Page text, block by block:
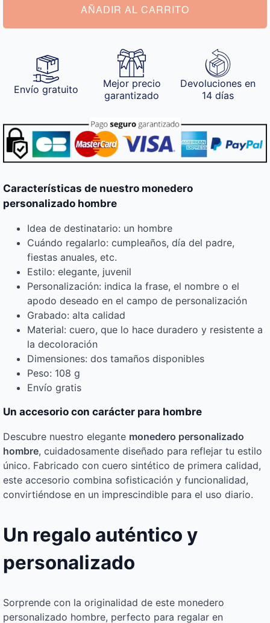
AÑADIR AL CARRITO
Envío gratuito
Mejor precio
garantizado
Devoluciones en
14 días
Características de nuestro monedero
personalizado hombre
Idea de destinatario: un hombre
Cuándo regalarlo: cumpleaños, día del padre,
fiestas anuales, etc.
Estilo: elegante, juvenil
Personalización: indica la frase, el nombre o el
apodo deseado en el campo de personalización
Grabado: alta calidad
Material: cuero, que lo hace duradero y resistente a
la decoloración
Dimensiones: dos tamaños disponibles
Peso: 108 g
Envío gratis
Un accesorio con carácter para hombre
Descubre nuestro elegante monedero personalizado
hombre, cuidadosamente diseñado para reflejar tu estilo
único. Fabricado con cuero sintético de primera calidad,
este accesorio combina sofisticación y funcionalidad,
convirtiéndose en un imprescindible para el uso diario.
Un regalo auténtico y
personalizado
Sorprende con la originalidad de este monedero
personalizado hombre, perfecto para regalar en